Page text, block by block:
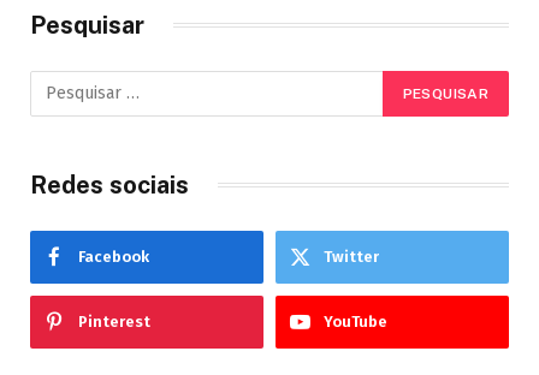
Pesquisar
Redes sociais
Facebook Twitter
Pinterest YouTube